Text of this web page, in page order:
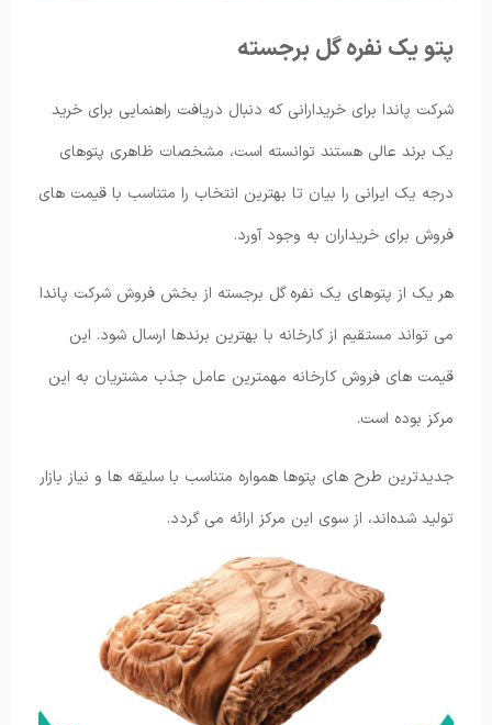
پتو یک نفره گل برجسته
شرکت پاندا برای خریدارانی که دنبال دریافت راهنمایی برای خرید
یک برند عالی هستند توانسته است، مشخصات ظاهری پتوهای
درجه یک ایرانی را بیان تا بهترین انتخاب را متناسب با قیمت های
فروش برای خریداران به وجود آورد.
هر یک از پتوهای یک نفره گل برجسته از بخش فروش شرکت پاندا
می تواند مستقیم از کارخانه با بهترین برندها ارسال شود. این
قیمت های فروش کارخانه مهمترین عامل جذب مشتریان به این
مرکز بوده است.
جدیدترین طرح های پتوها همواره متناسب با سلیقه ها و نیاز بازار
تولید شده‌اند، از سوی این مرکز ارائه می گردد.